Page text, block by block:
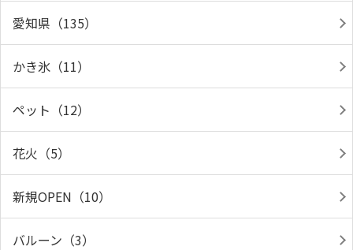
愛知県（135）
かき氷（11）
ペット（12）
花火（5）
新規OPEN（10）
バルーン（3）